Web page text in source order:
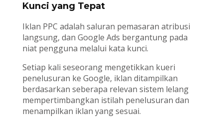
Kunci yang Tepat
Iklan PPC adalah saluran pemasaran atribusi
langsung, dan Google Ads bergantung pada
niat pengguna melalui kata kunci.
Setiap kali seseorang mengetikkan kueri
penelusuran ke Google, iklan ditampilkan
berdasarkan seberapa relevan sistem lelang
mempertimbangkan istilah penelusuran dan
menampilkan iklan yang sesuai.